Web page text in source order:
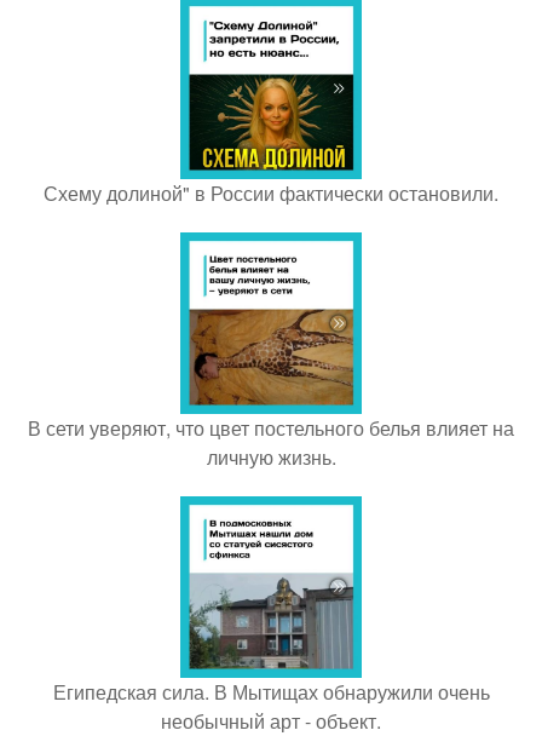
Схему долиной" в России фактически остановили.
В сети уверяют, что цвет постельного белья влияет на
личную жизнь.
Египедская сила. В Мытищах обнаружили очень
необычный арт - объект.